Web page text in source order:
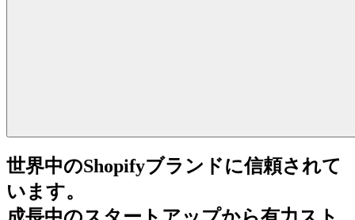
世界中のShopifyブランドに信頼されて
います。